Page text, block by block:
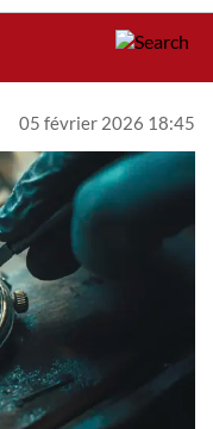
05 février 2026 18:45